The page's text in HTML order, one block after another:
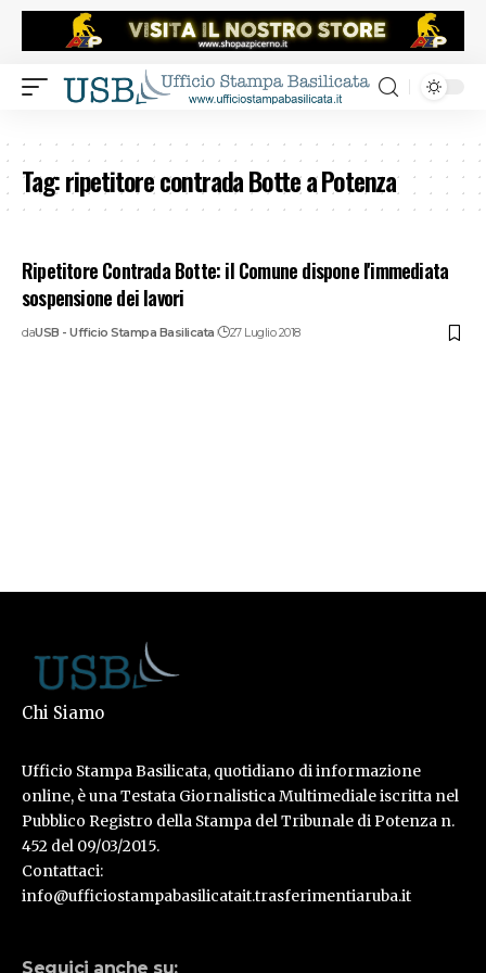
Tag:ripetitore contrada Botte a Potenza
Ripetitore Contrada Botte: il Comune dispone l'immediata
sospensione dei lavori
daUSB - Ufficio Stampa Basilicata 27 Luglio 2018
Chi Siamo
Ufficio Stampa Basilicata, quotidiano di informazione
online, è una Testata Giornalistica Multimediale iscritta nel
Pubblico Registro della Stampa del Tribunale di Potenza n.
452 del 09/03/2015.
Contattaci:
info@ufficiostampabasilicatait.trasferimentiaruba.it
Seguici anche su: